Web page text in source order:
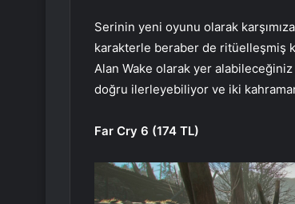
Serinin yeni oyunu olarak
karakterle beraber de ritüelleşmiş
Alan Wake olarak yer alabileceğiniz
doğru ilerleyebiliyor ve iki
Far Cry 6 (174 TL)